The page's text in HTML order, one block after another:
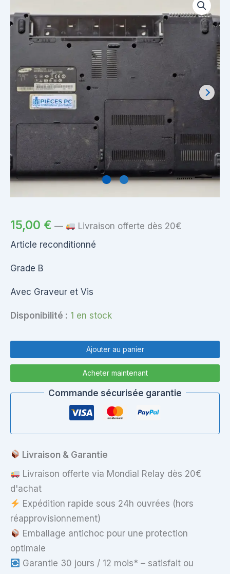
15,00 € —
Livraison offerte dès 20€
Article reconditionné
Grade B
Avec Graveur et Vis
Disponibilité : 1 en stock
Bottom
Case
Ajouter au panier
Acheter maintenant
Commande sécurisée garantie
Livraison & Garantie
Livraison offerte via Mondial Relay dès 20€
d'achat
Expédition rapide sous 24h ouvrées (hors
réapprovisionnement)
Emballage antichoc pour une protection
optimale
Garantie 30 jours / 12 mois* – satisfait ou